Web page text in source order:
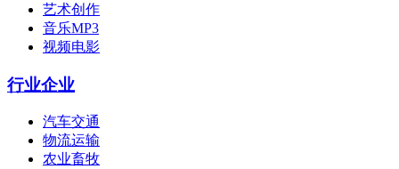
艺术创作
音乐MP3
视频电影
行业企业
汽车交通
物流运输
农业畜牧